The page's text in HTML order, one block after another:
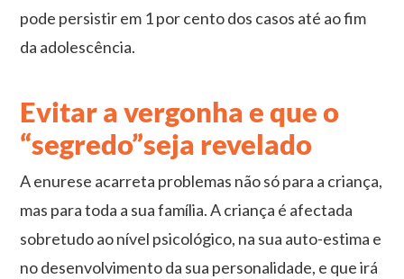
pode persistir em 1 por cento dos casos até ao fim
da adolescência.
Evitar a vergonha e que o
“segredo”seja revelado
A enurese acarreta problemas não só para a criança,
mas para toda a sua família. A criança é afectada
sobretudo ao nível psicológico, na sua auto-estima e
no desenvolvimento da sua personalidade, e que irá